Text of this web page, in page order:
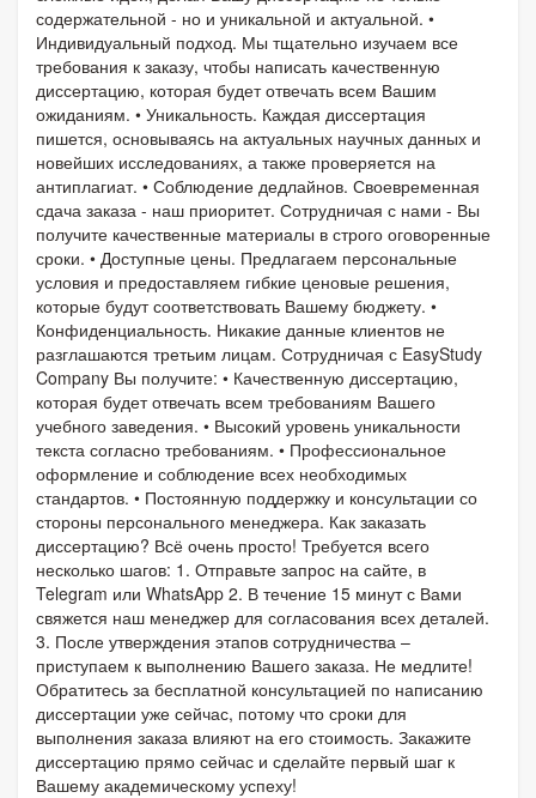
содержательной - но и уникальной и актуальной. •
Индивидуальный подход. Мы тщательно изучаем все
требования к заказу, чтобы написать качественную
диссертацию, которая будет отвечать всем Вашим
ожиданиям. • Уникальность. Каждая диссертация
пишется, основываясь на актуальных научных данных и
новейших исследованиях, а также проверяется на
антиплагиат. • Соблюдение дедлайнов. Своевременная
сдача заказа - наш приоритет. Сотрудничая с нами - Вы
получите качественные материалы в строго оговоренные
сроки. • Доступные цены. Предлагаем персональные
условия и предоставляем гибкие ценовые решения,
которые будут соответствовать Вашему бюджету. •
Конфиденциальность. Никакие данные клиентов не
разглашаются третьим лицам. Сотрудничая с EasyStudy
Company Вы получите: • Качественную диссертацию,
которая будет отвечать всем требованиям Вашего
учебного заведения. • Высокий уровень уникальности
текста согласно требованиям. • Профессиональное
оформление и соблюдение всех необходимых
стандартов. • Постоянную поддержку и консультации со
стороны персонального менеджера. Как заказать
диссертацию? Всё очень просто! Требуется всего
несколько шагов: 1. Отправьте запрос на сайте, в
Telegram или WhatsApp 2. В течение 15 минут с Вами
свяжется наш менеджер для согласования всех деталей.
3. После утверждения этапов сотрудничества –
приступаем к выполнению Вашего заказа. Не медлите!
Обратитесь за бесплатной консультацией по написанию
диссертации уже сейчас, потому что сроки для
выполнения заказа влияют на его стоимость. Закажите
диссертацию прямо сейчас и сделайте первый шаг к
Вашему академическому успеху!